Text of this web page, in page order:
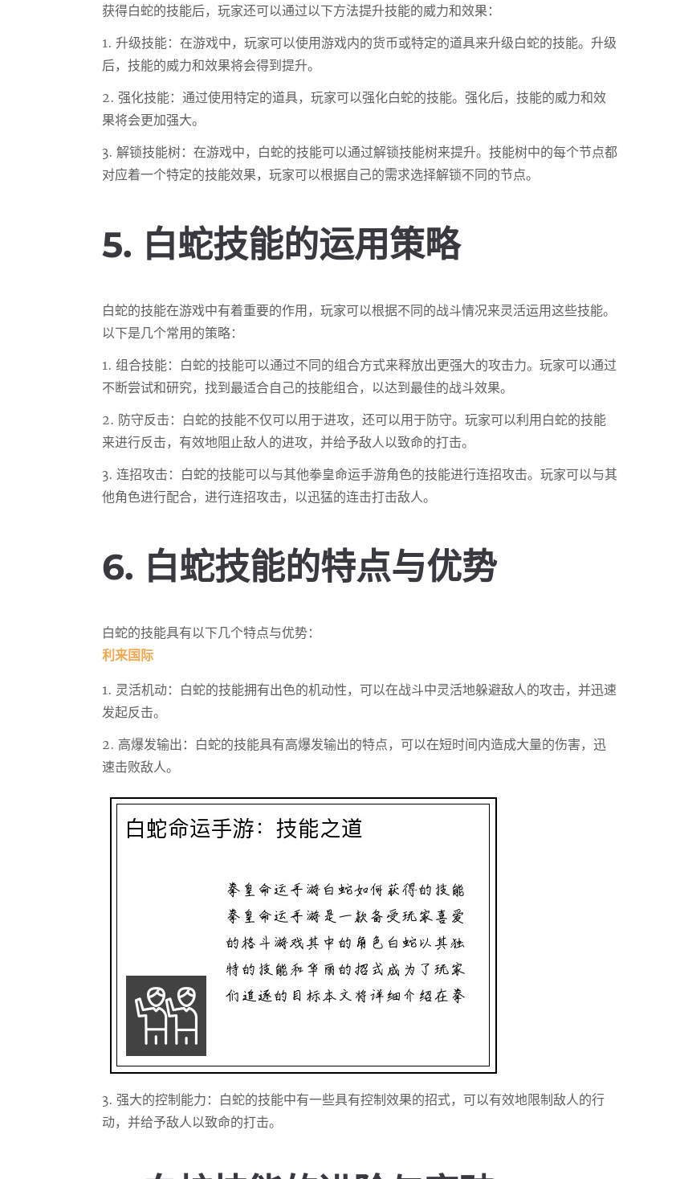
获得白蛇的技能后，玩家还可以通过以下方法提升技能的威力和效果：
1. 升级技能：在游戏中，玩家可以使用游戏内的货币或特定的道具来升级白蛇的技能。升级
后，技能的威力和效果将会得到提升。
2. 强化技能：通过使用特定的道具，玩家可以强化白蛇的技能。强化后，技能的威力和效
果将会更加强大。
3. 解锁技能树：在游戏中，白蛇的技能可以通过解锁技能树来提升。技能树中的每个节点都
对应着一个特定的技能效果，玩家可以根据自己的需求选择解锁不同的节点。
5. 白蛇技能的运用策略
白蛇的技能在游戏中有着重要的作用，玩家可以根据不同的战斗情况来灵活运用这些技能。
以下是几个常用的策略：
1. 组合技能：白蛇的技能可以通过不同的组合方式来释放出更强大的攻击力。玩家可以通过
不断尝试和研究，找到最适合自己的技能组合，以达到最佳的战斗效果。
2. 防守反击：白蛇的技能不仅可以用于进攻，还可以用于防守。玩家可以利用白蛇的技能
来进行反击，有效地阻止敌人的进攻，并给予敌人以致命的打击。
3. 连招攻击：白蛇的技能可以与其他拳皇命运手游角色的技能进行连招攻击。玩家可以与其
他角色进行配合，进行连招攻击，以迅猛的连击打击敌人。
6. 白蛇技能的特点与优势
白蛇的技能具有以下几个特点与优势：
利来国际
1. 灵活机动：白蛇的技能拥有出色的机动性，可以在战斗中灵活地躲避敌人的攻击，并迅速
发起反击。
2. 高爆发输出：白蛇的技能具有高爆发输出的特点，可以在短时间内造成大量的伤害，迅
速击败敌人。
3. 强大的控制能力：白蛇的技能中有一些具有控制效果的招式，可以有效地限制敌人的行
动，并给予敌人以致命的打击。